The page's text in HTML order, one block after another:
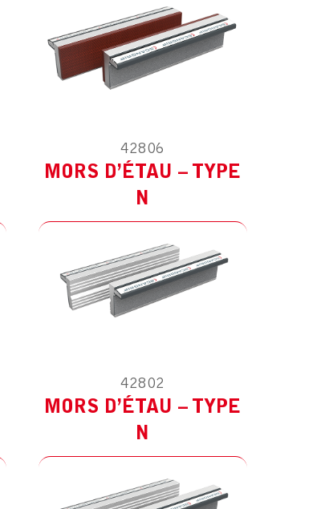
42806
MORS D’ÉTAU – TYPE
N
42802
MORS D’ÉTAU – TYPE
N
MODÈLE :POUR AUTRES
MODÈLE :POUR AUTRES